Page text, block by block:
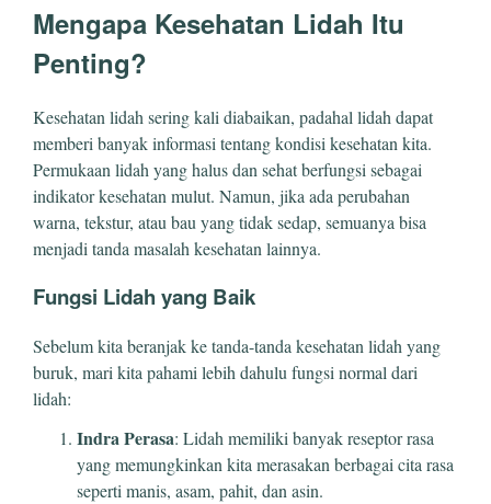
Mengapa Kesehatan Lidah Itu
Penting?
Kesehatan lidah sering kali diabaikan, padahal lidah dapat
memberi banyak informasi tentang kondisi kesehatan kita.
Permukaan lidah yang halus dan sehat berfungsi sebagai
indikator kesehatan mulut. Namun, jika ada perubahan
warna, tekstur, atau bau yang tidak sedap, semuanya bisa
menjadi tanda masalah kesehatan lainnya.
Fungsi Lidah yang Baik
Sebelum kita beranjak ke tanda-tanda kesehatan lidah yang
buruk, mari kita pahami lebih dahulu fungsi normal dari
lidah:
Indra Perasa: Lidah memiliki banyak reseptor rasa
yang memungkinkan kita merasakan berbagai cita rasa
seperti manis, asam, pahit, dan asin.